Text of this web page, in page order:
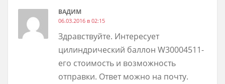
ВАДИМ
06.03.2016 в 02:15
Здравствуйте. Интересует
цилиндрический баллон W30004511-
его стоимость и возможность
отправки. Ответ можно на почту.